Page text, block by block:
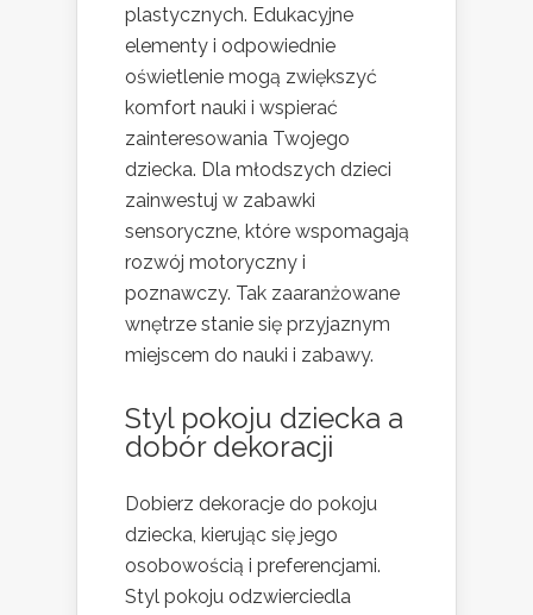
plastycznych. Edukacyjne
elementy i odpowiednie
oświetlenie mogą zwiększyć
komfort nauki i wspierać
zainteresowania Twojego
dziecka. Dla młodszych dzieci
zainwestuj w zabawki
sensoryczne, które wspomagają
rozwój motoryczny i
poznawczy. Tak zaaranżowane
wnętrze stanie się przyjaznym
miejscem do nauki i zabawy.
Styl pokoju dziecka a
dobór dekoracji
Dobierz dekoracje do pokoju
dziecka, kierując się jego
osobowością i preferencjami.
Styl pokoju odzwierciedla